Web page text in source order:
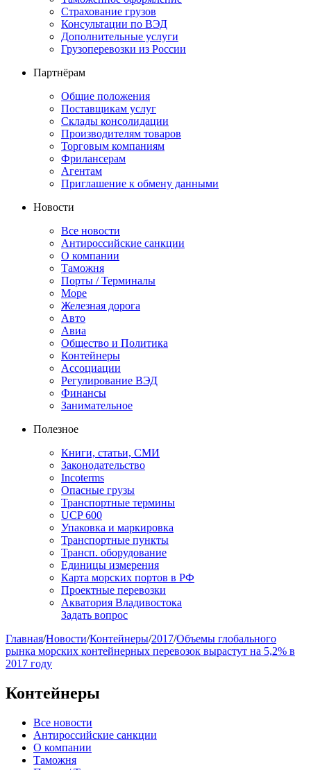
Страхование грузов
Консультации по ВЭД
Дополнительные услуги
Грузоперевозки из России
Партнёрам
Общие положения
Поставщикам услуг
Склады консолидации
Производителям товаров
Торговым компаниям
Фрилансерам
Агентам
Приглашение к обмену данными
Новости
Все новости
Антироссийские санкции
О компании
Таможня
Порты / Терминалы
Море
Железная дорога
Авто
Авиа
Общество и Политика
Контейнеры
Ассоциации
Регулирование ВЭД
Финансы
Занимательное
Полезное
Книги, статьи, СМИ
Законодательство
Incoterms
Опасные грузы
Транспортные термины
UCP 600
Упаковка и маркировка
Транспортные пункты
Трансп. оборудование
Единицы измерения
Карта морских портов в РФ
Проектные перевозки
Акватория Владивостока
Задать вопрос
Главная/Новости/Контейнеры/2017/Объемы глобального
рынка морских контейнерных перевозок вырастут на 5,2% в
2017 году
Контейнеры
Все новости
Антироссийские санкции
О компании
Таможня